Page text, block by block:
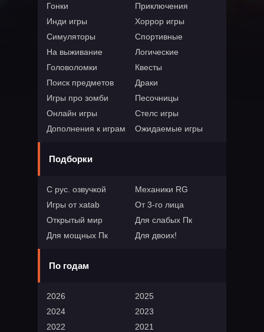
Гонки
Приключения
Инди игры
Хоррор игры
Симуляторы
Спортивные
На выживание
Логические
Головоломки
Квесты
Поиск предметов
Драки
Игры про зомби
Песочницы
Онлайн игры
Стелс игры
Дополнения к играм
Ожидаемые игры
Подборки
С рус. озвучкой
Механики RG
Игры от xatab
От 3-го лица
Открытый мир
Для слабых Пк
Для мощных Пк
Для двоих!
По годам
2026
2025
2024
2023
2022
2021